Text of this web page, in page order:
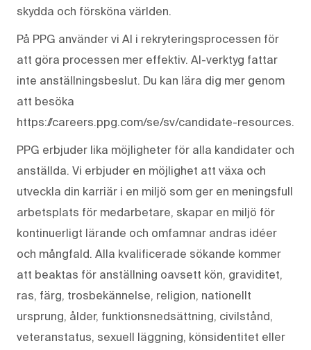
skydda och försköna världen.
På PPG använder vi AI i rekryteringsprocessen för
att göra processen mer effektiv. AI-verktyg fattar
inte anställningsbeslut. Du kan lära dig mer genom
att besöka
https://careers.ppg.com/se/sv/candidate-resources.
PPG erbjuder lika möjligheter för alla kandidater och
anställda. Vi erbjuder en möjlighet att växa och
utveckla din karriär i en miljö som ger en meningsfull
arbetsplats för medarbetare, skapar en miljö för
kontinuerligt lärande och omfamnar andras idéer
och mångfald. Alla kvalificerade sökande kommer
att beaktas för anställning oavsett kön, graviditet,
ras, färg, trosbekännelse, religion, nationellt
ursprung, ålder, funktionsnedsättning, civilstånd,
veteranstatus, sexuell läggning, könsidentitet eller